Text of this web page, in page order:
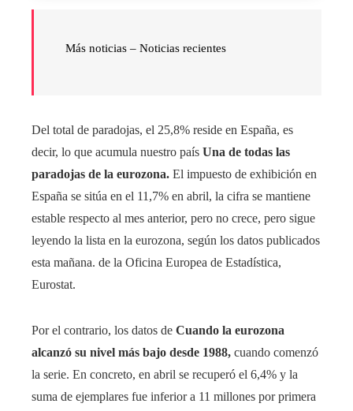
Más noticias – Noticias recientes
Del total de paradojas, el 25,8% reside en España, es
decir, lo que acumula nuestro país Una de todas las
paradojas de la eurozona. El impuesto de exhibición en
España se sitúa en el 11,7% en abril, la cifra se mantiene
estable respecto al mes anterior, pero no crece, pero sigue
leyendo la lista en la eurozona, según los datos publicados
esta mañana. de la Oficina Europea de Estadística,
Eurostat.
Por el contrario, los datos de Cuando la eurozona
alcanzó su nivel más bajo desde 1988, cuando comenzó
la serie. En concreto, en abril se recuperó el 6,4% y la
suma de ejemplares fue inferior a 11 millones por primera